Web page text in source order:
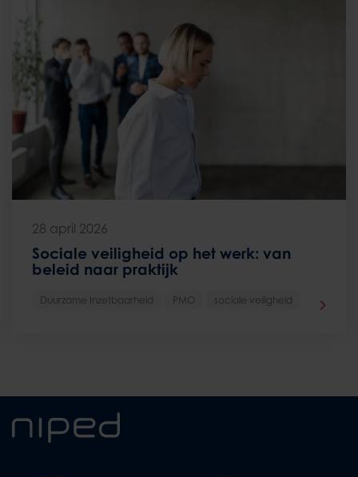
28 april 2026
Sociale veiligheid op het werk: van
beleid naar praktijk
Duurzame Inzetbaarheid PMO sociale veiligheid